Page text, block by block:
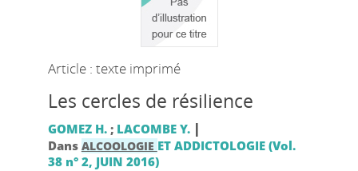
Article : texte imprimé
Les cercles de résilience
GOMEZ H.; LACOMBE Y. |
Dans ALCOOLOGIE ET ADDICTOLOGIE (Vol.
38 n° 2, JUIN 2016)